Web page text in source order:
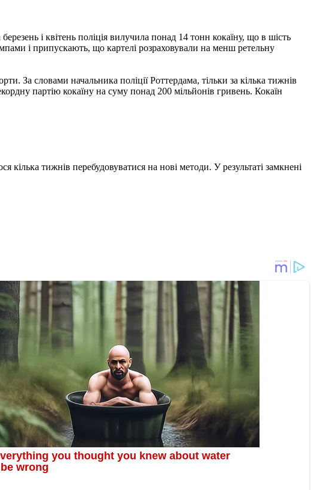
і квітень поліція вилучила понад 14 тонн кокаїну, що в шість
і припускають, що картелі розраховували на менш ретельну
За словами начальника поліції Роттердама, тільки за кілька тижнів
партію кокаїну на суму понад 200 мільйонів гривень. Кокаїн
тижнів перебудовуватися на нові методи. У результаті замкнені